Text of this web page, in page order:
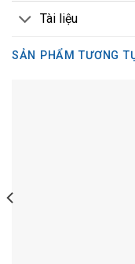
Tài liệu
SẢN PHẨM TƯƠNG